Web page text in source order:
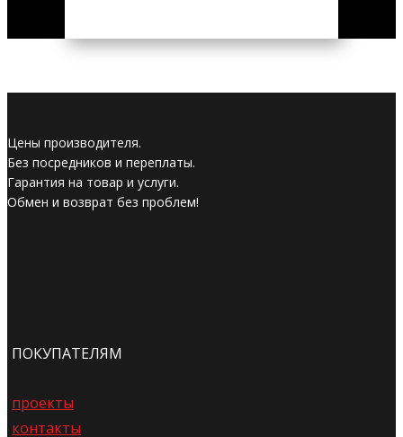
Цены производителя.
Без посредников и переплаты.
Гарантия на товар и услуги.
Обмен и возврат без проблем!
ПОКУПАТЕЛЯМ
проекты
контакты